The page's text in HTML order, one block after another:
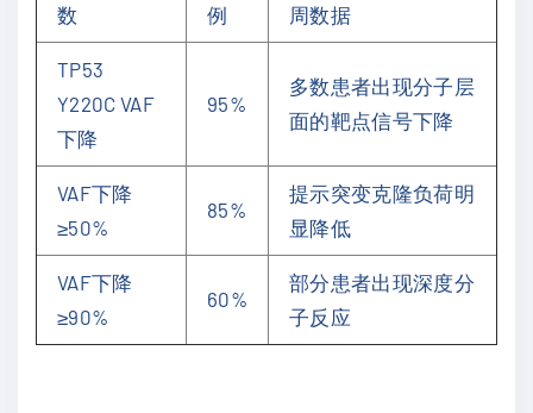
数
例
周数据
TP53
Y220C VAF
下降
95%
多数患者出现分子层
面的靶点信号下降
VAF下降
≥50%
85%
提示突变克隆负荷明
显降低
VAF下降
≥90%
60%
部分患者出现深度分
子反应